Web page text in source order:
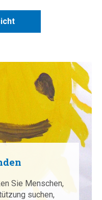
Sie Menschen,
suchen,